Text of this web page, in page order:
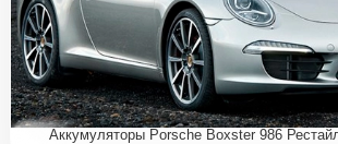
Аккумуляторы Porsche Boxster 986